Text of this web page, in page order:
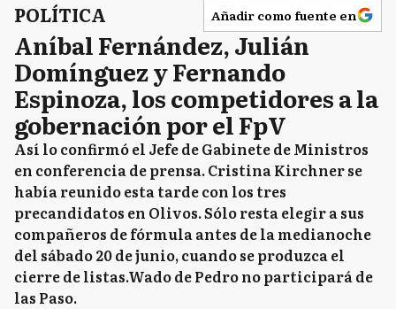
POLÍTICA Añadir como fuente en
Aníbal Fernández, Julián
Domínguez y Fernando
Espinoza, los competidores a la
gobernación por el FpV
Así lo confirmó el Jefe de Gabinete de Ministros
en conferencia de prensa. Cristina Kirchner se
había reunido esta tarde con los tres
precandidatos en Olivos. Sólo resta elegir a sus
compañeros de fórmula antes de la medianoche
del sábado 20 de junio, cuando se produzca el
cierre de listas.Wado de Pedro no participará de
las Paso.